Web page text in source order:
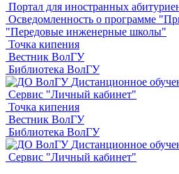
Портал для иностранных
Осведомленность о программе
"Передовые инженерные школы"
Точка кипения
Вестник ВолГУ
Библиотека ВолГУ
Дистанционное
Сервис "Личный кабинет"
Точка кипения
Вестник ВолГУ
Библиотека ВолГУ
Дистанционное
Сервис "Личный кабинет"